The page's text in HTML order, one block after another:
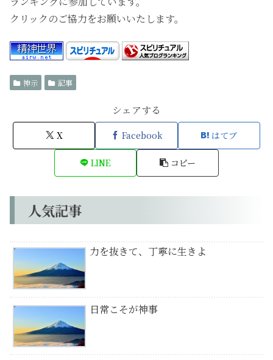
クリックのご協力をお願いいたします。
神示 記事
シェアする
X Facebook はてブ
LINE コピー
人気記事
力を抜きて、丁寧に生きよ
日常こそが神事